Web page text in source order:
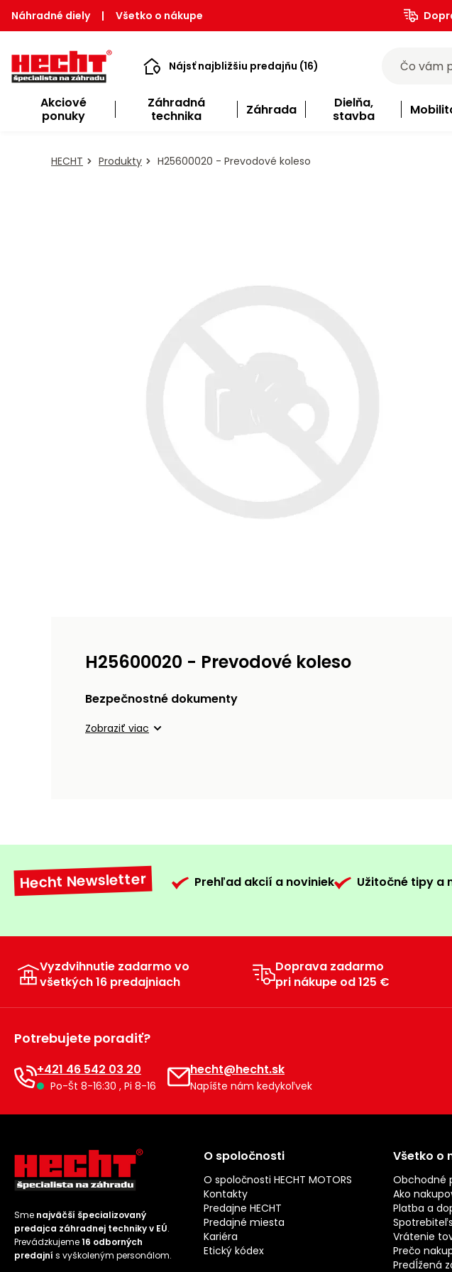
Náhradné diely | Všetko o nákupe
Nájsť najbližšiu predajňu (16)
Akciové
ponuky
Záhradná
technika
Záhrada
Dielňa,
stavba
HECHT Produkty H25600020 - Prevodové koleso
H25600020 - Prevodové koleso
Bezpečnostné dokumenty
Zobraziť viac
Hecht Newsletter Prehľad akcií a noviniek Užitočné tipy a
Vyzdvihnutie zadarmo vo
všetkých 16 predajniach
Doprava zadarmo
pri nákupe od 125 €
Potrebujete poradiť?
+421 46 542 03 20
Po-Št 8-16:30 , Pi 8-16
hecht@hecht.sk
Napíšte nám kedykoľvek
Sme najväčší špecializovaný
predajca záhradnej techniky v EÚ.
Prevádzkujeme16 odborných
predajní s vyškoleným personálom.
O spoločnosti
O spoločnosti HECHT MOTORS
Kontakty
Predajne HECHT
Predajné miesta
Kariéra
Etický kódex
Všetko o
Obchodné
Ako
Platba a
Vrátenie
Prečo
Predĺžená